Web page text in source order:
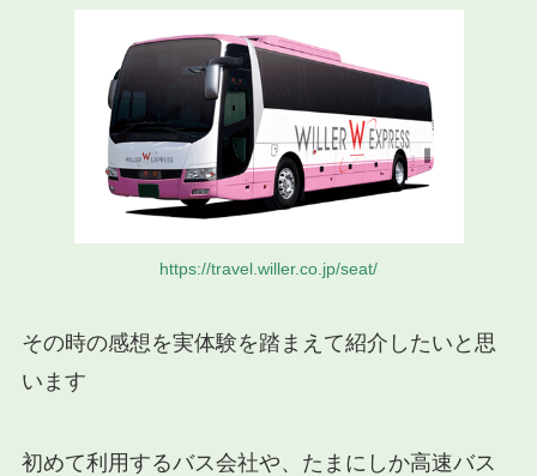
https://travel.willer.co.jp/seat/
その時の感想を実体験を踏まえて紹介したいと思
います
初めて利用するバス会社や、たまにしか高速バス